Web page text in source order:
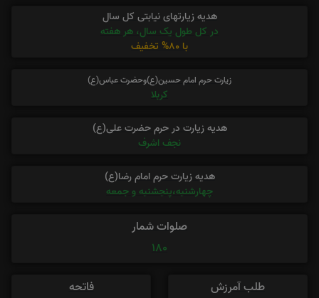
هدیه زیارتهای نیابتی کل سال
در کل طول یک سال، هر هفته
با 80% تخفیف
زیارت حرم امام حسین(ع)وحضرت عباس(ع)
کربلا
هدیه زیارت در حرم حضرت علی(ع)
نجف اشرف
هدیه زیارت حرم امام رضا(ع)
چهارشنبه،پنجشنبه و جمعه
صلوات شمار
180
طلب آمرزش
فاتحه